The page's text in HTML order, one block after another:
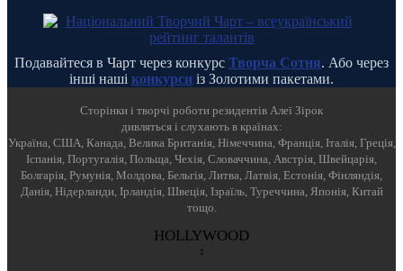
Подавайтеся в Чарт через конкурс Творча Сотня. Або через
інші наші конкурси із Золотими пакетами.
Cторінки і творчі роботи резидентів Алеї Зірок
дивляться і слухають в країнах:
Україна, США, Канада, Велика Британія, Німеччина, Франція, Італія, Греція,
Іспанія, Португалія, Польща, Чехія, Словаччина, Австрія, Швейцарія,
Болгарія, Румунія, Молдова, Бельгія, Литва, Латвія, Естонія, Фінляндія,
Данія, Нідерланди, Ірландія, Швеція, Ізраїль, Туреччина, Японія, Китай
тощо.
HOLLYWOOD